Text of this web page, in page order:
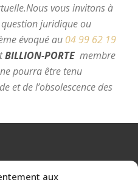
aux
Nous vous invitons à
juridique ou
évoqué au 04 99 62 19
BILLION-PORTE membre
pourra être tenu
et de l’obsolescence des